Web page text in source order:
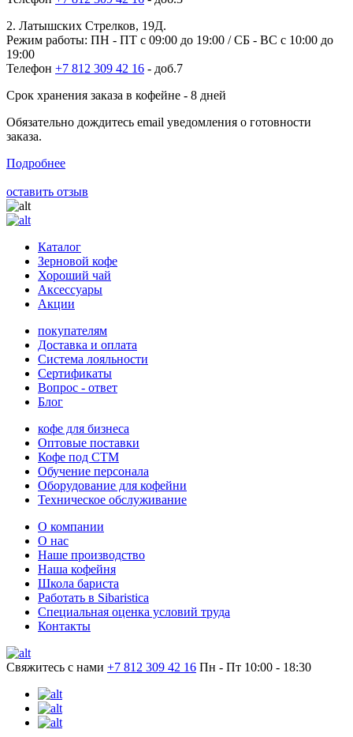
2. Латышских Стрелков, 19Д.
Режим работы: ПН - ПТ с 09:00 до 19:00 / СБ - ВС с 10:00 до
19:00
Телефон +7 812 309 42 16 - доб.7
Срок хранения заказа в кофейне - 8 дней
Обязательно дождитесь email уведомления о готовности
заказа.
Подробнее
оставить отзыв
Каталог
Зерновой кофе
Хороший чай
Аксессуары
Акции
покупателям
Доставка и оплата
Система лояльности
Сертификаты
Вопрос - ответ
Блог
кофе для бизнеса
Оптовые поставки
Кофе под СТМ
Обучение персонала
Оборудование для кофейни
Техническое обслуживание
О компании
О нас
Наше производство
Наша кофейня
Школа бариста
Работать в Sibaristica
Специальная оценка условий труда
Контакты
Свяжитесь с нами +7 812 309 42 16 Пн - Пт 10:00 - 18:30